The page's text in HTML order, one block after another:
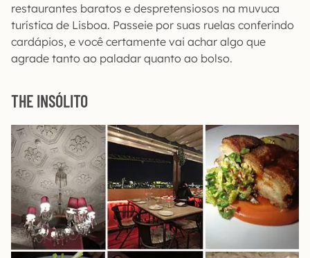
restaurantes baratos e despretensiosos na muvuca
turística de Lisboa. Passeie por suas ruelas conferindo
cardápios, e você certamente vai achar algo que
agrade tanto ao paladar quanto ao bolso.
THE INSÓLITO